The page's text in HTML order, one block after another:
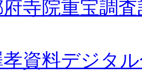
寺院重宝調
資料デジタ